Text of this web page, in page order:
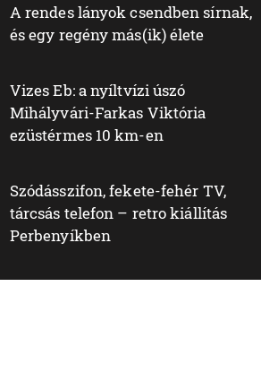
A rendes lányok csendben sírnak,
és egy regény más(ik) élete
Vizes Eb: a nyíltvízi úszó
Mihályvári-Farkas Viktória
ezüstérmes 10 km-en
Szódásszifon, fekete-fehér TV,
tárcsás telefon – retro kiállítás
Perbenyíkben